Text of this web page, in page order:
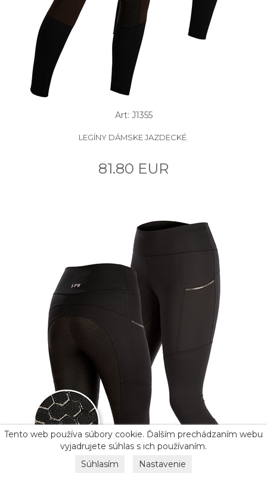
Art: J1355
LEGÍNY DÁMSKE JAZDECKÉ.
81.80 EUR
Tento web používa súbory cookie. Ďalším prechádzaním webu
vyjadrujete súhlas s ich používaním.
Súhlasím
Nastavenie